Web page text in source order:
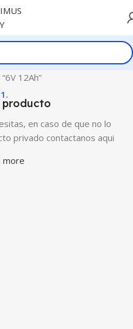
12Ah”
producto
en caso de que no lo
privado contactanos aqui
more